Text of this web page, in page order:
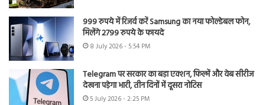
999 रुपये में रिजर्व करें Samsung का नया फोल्डेबल फोन,
मिलेंगे 2799 रुपये के फायदे
8 July 2026 - 5:54 PM
Telegram पर सरकार का बड़ा एक्शन, फिल्में और वेब सीरीज
देखना पड़ेगा भारी, तीन दिनों में दूसरा नोटिस
5 July 2026 - 2:25 PM